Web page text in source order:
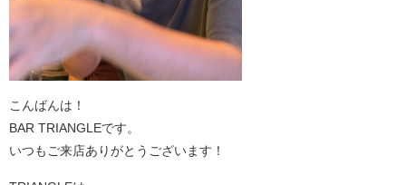
こんばんは！
BAR TRIANGLEです。
いつもご来店ありがとうございます！